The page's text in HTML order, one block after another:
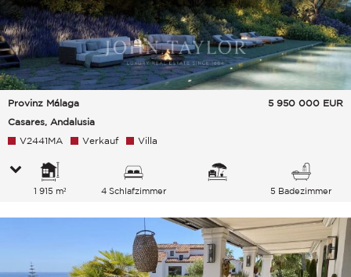
Provinz Málaga
Casares, Andalusia
5 950 000 EUR
V2441MA Verkauf Villa
1 915 m² 4 Schlafzimmer 5 Badezimmer